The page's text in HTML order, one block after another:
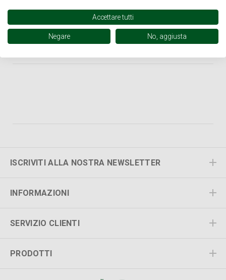
ISCRIVITI ALLA NOSTRA NEWSLETTER
INFORMAZIONI
SERVIZIO CLIENTI
PRODOTTI
Accettare tutti
Negare No, aggiusta